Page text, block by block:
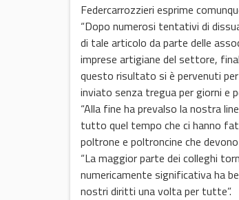
Federcarrozzieri esprime
“Dopo numerosi tentativi di
di tale articolo da parte delle
imprese artigiane del settore,
questo risultato si è pervenuti
inviato senza tregua per giorni e
“Alla fine ha prevalso la nostra
tutto quel tempo che ci hanno
poltrone e poltroncine che
“La maggior parte dei colleghi
numericamente significativa ha
nostri diritti una volta per tutte”.